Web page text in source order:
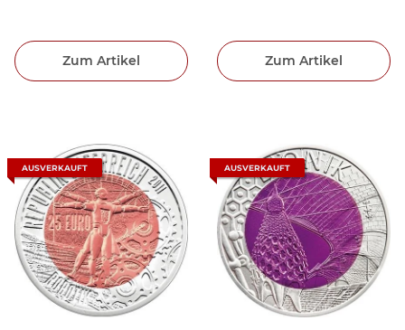
Zum Artikel Zum Artikel
AUSVERKAUFT AUSVERKAUFT